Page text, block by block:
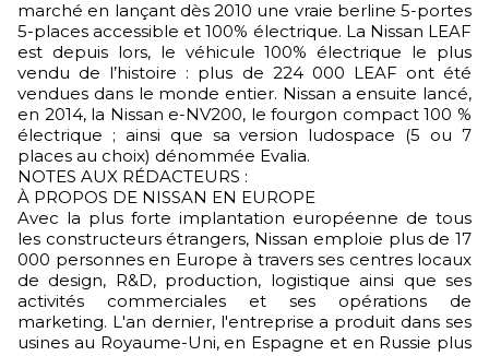
marché en lançant dès 2010 une vraie berline 5-portes
5-places accessible et 100% électrique. La Nissan LEAF
est depuis lors, le véhicule 100% électrique le plus
vendu de l’histoire : plus de 224 000 LEAF ont été
vendues dans le monde entier. Nissan a ensuite lancé,
en 2014, la Nissan e-NV200, le fourgon compact 100 %
électrique ; ainsi que sa version ludospace (5 ou 7
places au choix) dénommée Evalia.
NOTES AUX RÉDACTEURS :
À PROPOS DE NISSAN EN EUROPE
Avec la plus forte implantation européenne de tous
les constructeurs étrangers, Nissan emploie plus de 17
000 personnes en Europe à travers ses centres locaux
de design, R&D, production, logistique ainsi que ses
activités commerciales et ses opérations de
marketing. L'an dernier, l'entreprise a produit dans ses
usines au Royaume-Uni, en Espagne et en Russie plus